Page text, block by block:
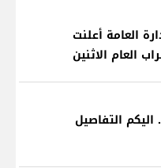
العامة أعلنت
العام الاثنين
التفاصيل